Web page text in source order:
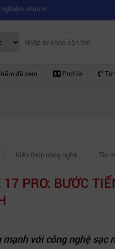
máy quay phim chuyên nghiệp
đã xem Profile Tư
Kiến thức công nghệ Tin
PRO: BƯỚC
với công nghệ sạc